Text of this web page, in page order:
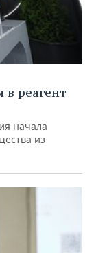
реагент
начала
из